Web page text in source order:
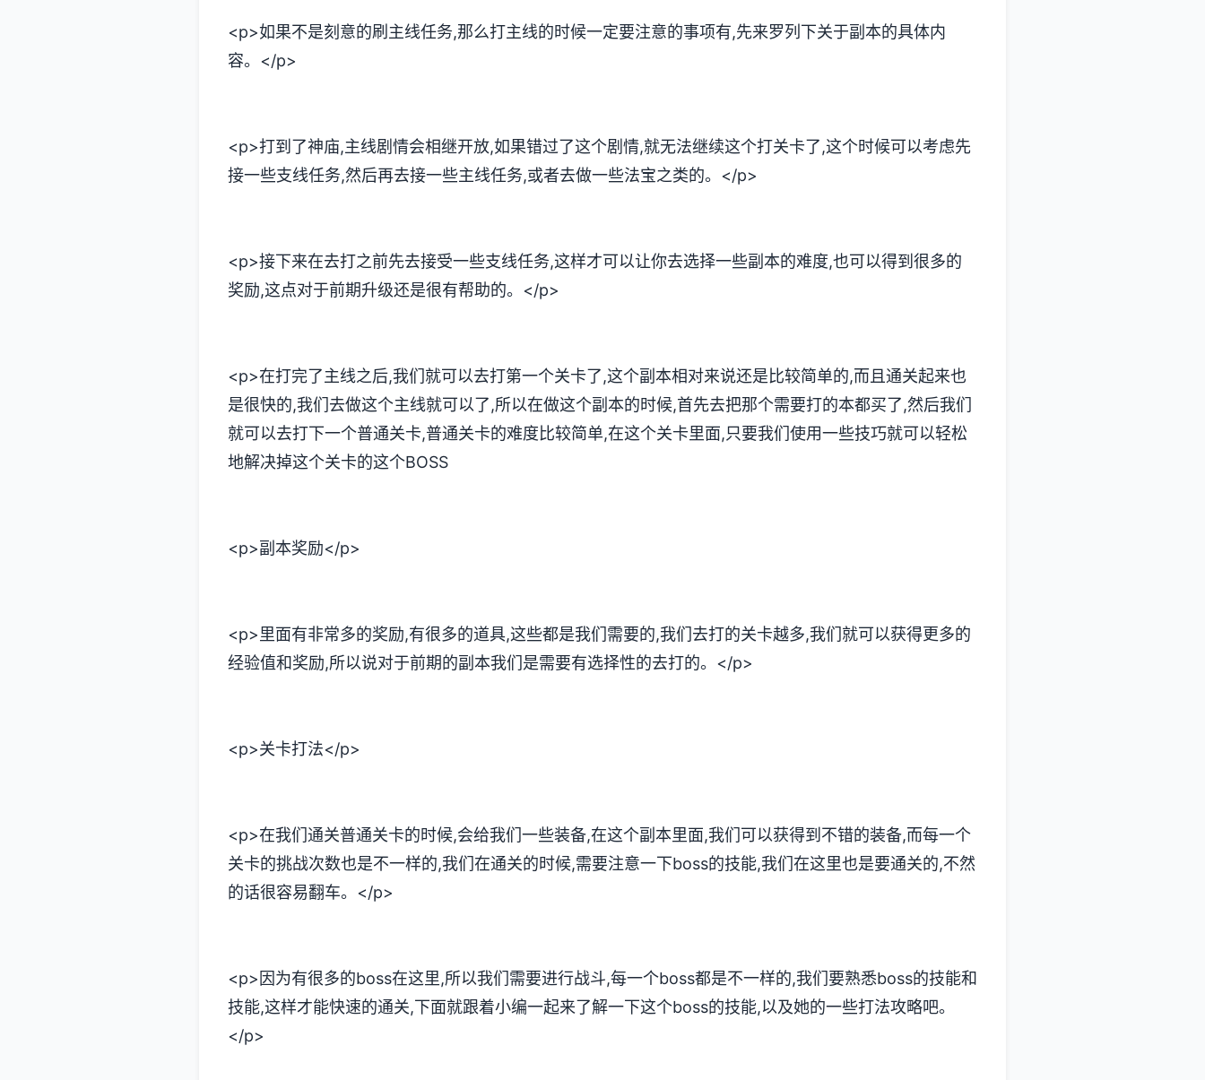
<p>如果不是刻意的刷主线任务,那么打主线的时候一定要注意的事项有,先来罗列下关于副本的具体内
容。</p>
<p>打到了神庙,主线剧情会相继开放,如果错过了这个剧情,就无法继续这个打关卡了,这个时候可以考虑先
接一些支线任务,然后再去接一些主线任务,或者去做一些法宝之类的。</p>
<p>接下来在去打之前先去接受一些支线任务,这样才可以让你去选择一些副本的难度,也可以得到很多的
奖励,这点对于前期升级还是很有帮助的。</p>
<p>在打完了主线之后,我们就可以去打第一个关卡了,这个副本相对来说还是比较简单的,而且通关起来也
是很快的,我们去做这个主线就可以了,所以在做这个副本的时候,首先去把那个需要打的本都买了,然后我们
就可以去打下一个普通关卡,普通关卡的难度比较简单,在这个关卡里面,只要我们使用一些技巧就可以轻松
地解决掉这个关卡的这个BOSS
<p>副本奖励</p>
<p>里面有非常多的奖励,有很多的道具,这些都是我们需要的,我们去打的关卡越多,我们就可以获得更多的
经验值和奖励,所以说对于前期的副本我们是需要有选择性的去打的。</p>
<p>关卡打法</p>
<p>在我们通关普通关卡的时候,会给我们一些装备,在这个副本里面,我们可以获得到不错的装备,而每一个
关卡的挑战次数也是不一样的,我们在通关的时候,需要注意一下boss的技能,我们在这里也是要通关的,不然
的话很容易翻车。</p>
<p>因为有很多的boss在这里,所以我们需要进行战斗,每一个boss都是不一样的,我们要熟悉boss的技能和
技能,这样才能快速的通关,下面就跟着小编一起来了解一下这个boss的技能,以及她的一些打法攻略吧。
</p>